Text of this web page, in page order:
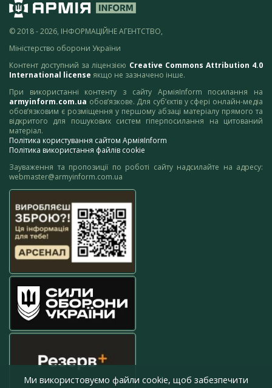
© 2018 - 2026, ІНФОРМАЦІЙНЕ АГЕНТСТВО,
Міністерство оборони України
Контент доступний за ліцензією Creative Commons Attribution 4.0
International license якщо не зазначено інше.
При використанні контенту з сайту АрміяInform посилання на
armyinform.com.ua обов’язкове. Для суб’єктів у сфері онлайн-медіа
обов’язковим є розміщення у першому абзаці матеріалу прямого та
відкритого для пошукових систем гіперпосилання на цитований
матеріал.
Політика користування сайтом АрміяInform
Політика використання файлів cookie
Зауваження та пропозиції по роботі сайту надсилайте на адресу:
webmaster@armyinform.com.ua
Ми використовуємо файли cookie, щоб забезпечити